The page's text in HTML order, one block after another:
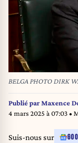
BELGA PHOTO DIRK
Publié parMaxence
4 mars 2025 à 07:03•
Suis-nous sur